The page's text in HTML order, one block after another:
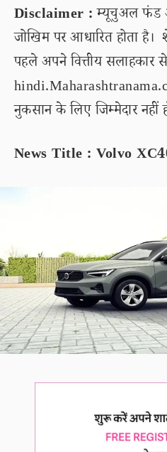
Disclaimer :म्यूचुअल फंड
जोखिम पर आधारित होता
पहले अपने वित्तीय सलाहकार
नुकसान के लिए जिम्मेदार नहीं
News Title : Volvo